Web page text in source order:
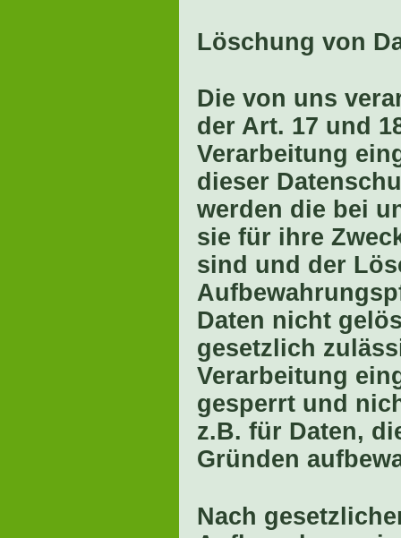
Löschung von
Die von uns
der Art. 17 und
Verarbeitung
dieser
werden die bei
sie für ihre
sind und der
Daten nicht
gesetzlich
Verarbeitung
gesperrt und
z.B. für Daten,
Gründen
Nach